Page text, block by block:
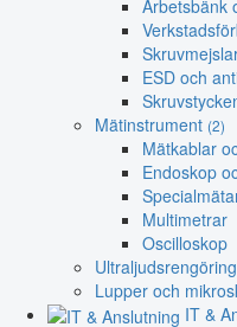
Arbetsbänk
ESD och
Mätinstrument (2)
Mätkablar
Endoskop
Multimetrar
Oscilloskop
Ultraljudsrengöring
Lupper och
IT &